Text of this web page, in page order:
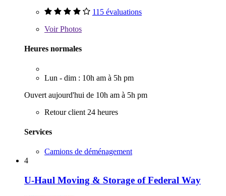
115 évaluations
VoirPhotos
Heures normales
Lun - dim : 10h am à 5h pm
Ouvert aujourd'hui de 10h am à 5h pm
Retour client 24 heures
Services
Camions de déménagement
4
U-Haul Moving & Storage of Federal Way